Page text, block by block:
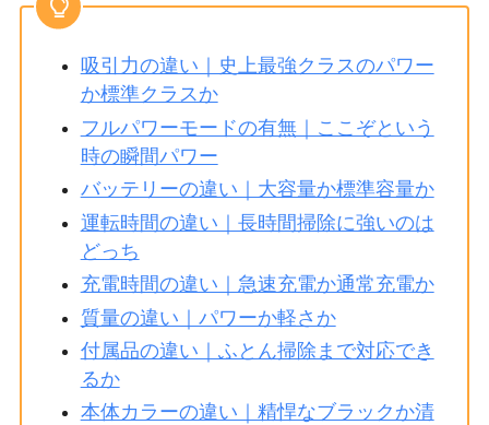
吸引力の違い｜史上最強クラスのパワー
か標準クラスか
フルパワーモードの有無｜ここぞという
時の瞬間パワー
バッテリーの違い｜大容量か標準容量か
運転時間の違い｜長時間掃除に強いのは
どっち
充電時間の違い｜急速充電か通常充電か
質量の違い｜パワーか軽さか
付属品の違い｜ふとん掃除まで対応でき
るか
本体カラーの違い｜精悍なブラックか清